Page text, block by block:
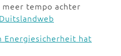
tempo achter
Energiesicherheit hat